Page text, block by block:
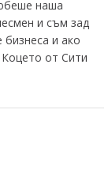
наша
и съм зад
и ако
от Сити